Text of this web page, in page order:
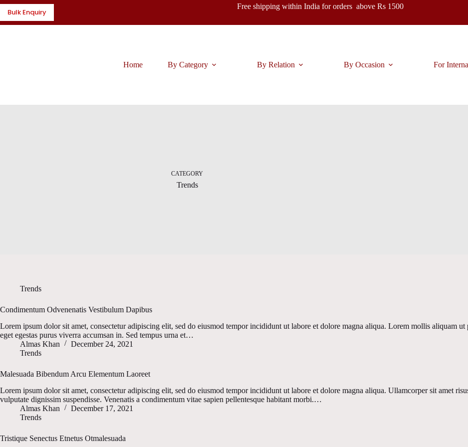
Skip
content
Bulk Enquiry
Free shipping within India for orders above Rs 1500
Home By Category By Relation By Occasion For
CATEGORY
Trends
Trends
Condimentum Odvenenatis Vestibulum Dapibus
Lorem ipsum dolor sit amet, consectetur adipiscing elit, sed do eiusmod tempor incididunt ut labore et dolore magna aliqua. Lorem mollis aliquam
eget egestas purus viverra accumsan in. Sed tempus urna et…
Almas Khan
December 24, 2021
Trends
Malesuada Bibendum Arcu Elementum Laoreet
Lorem ipsum dolor sit amet, consectetur adipiscing elit, sed do eiusmod tempor incididunt ut labore et dolore magna aliqua. Ullamcorper sit amet
vulputate dignissim suspendisse. Venenatis a condimentum vitae sapien pellentesque habitant morbi.…
Almas Khan
December 17, 2021
Trends
Tristique Senectus Etnetus Otmalesuada